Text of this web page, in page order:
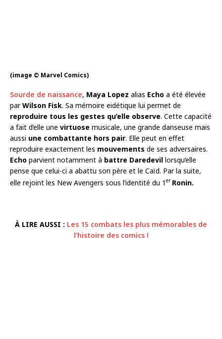
(image © Marvel Comics)
Sourde de naissance, Maya Lopez alias Echo a été élevée
parWilson Fisk. Sa mémoire eidétique lui permet de
reproduire tous les gestes qu’elle observe. Cette capacité
a fait d’elle une virtuose musicale, une grande danseuse mais
aussi une combattante hors pair. Elle peut en effet
reproduire exactement les mouvements de ses adversaires.
Echo parvient notamment à battre Daredevil lorsqu’elle
pense que celui-ci a abattu son père et le Caïd. Par la suite,
elle rejoint les New Avengers sous l’identité du 1 er Ronin.
À LIRE AUSSI : Les 15 combats les plus mémorables de
l’histoire des comics !